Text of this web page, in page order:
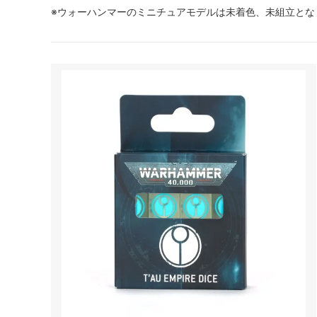
※ウォーハンマーのミニチュアモデルは未着色、未組立と